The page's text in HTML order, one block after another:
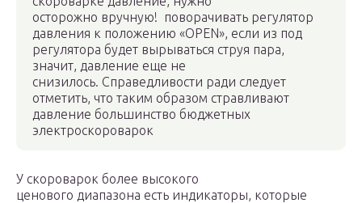
осторожно вручную! поворачивать регулятор
давления к положению «OPEN», если из под
регулятора будет вырываться струя пара,
значит, давление еще не
снизилось. Справедливости ради следует
отметить, что таким образом стравливают
давление большинство бюджетных
электроскороварок
У скороварок более высокого
ценового диапазона есть индикаторы, которые